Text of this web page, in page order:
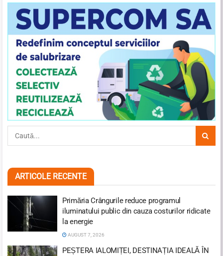
ARTICOLE RECENTE
Primăria Crângurile reduce programul
iluminatului public din cauza costurilor ridicate
la energie
AUGUST 7, 2026
PEȘTERA IALOMIȚEI, DESTINAȚIA IDEALĂ ÎN